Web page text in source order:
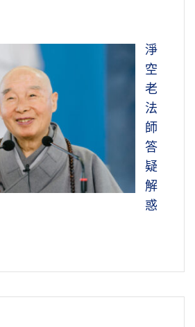
淨
空
老
法
師
答
疑
解
惑